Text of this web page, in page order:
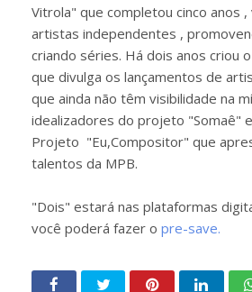
Vitrola" que completou cinco anos
artistas independentes ,
criando séries. Há dois anos criou
que divulga os lançamentos de
que ainda não têm visibilidade na
idealizadores do projeto "Somaê"
Projeto "Eu,Compositor" que
talentos da MPB.
"Dois" estará nas plataformas
você poderá fazer o pre-save.